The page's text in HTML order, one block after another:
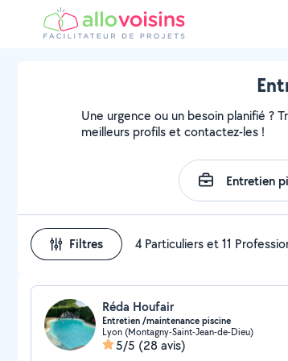
Une urgence ou un besoin planifié ?
meilleurs profils et contactez-les !
Filtres 4 Particuliers et 11
Réda Houfair
Entretien /maintenance piscine
Lyon (Montagny-Saint-Jean-de-Dieu)
5/5 (28 avis)